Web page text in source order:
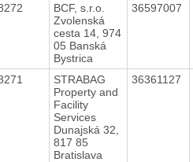
BCF, s.r.o.
Zvolenská
cesta 14, 974
05 Banská
Bystrica
36597007
STRABAG
Property and
Facility
Services
Dunajská 32,
817 85
Bratislava
36361127